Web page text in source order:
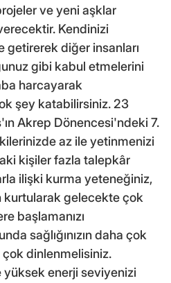
ve yeni aşklar
Kendinizi
getirerek diğer insanları
gibi kabul etmelerini
harcayarak
şey katabilirsiniz. 23
Akrep Dönencesi'ndeki 7.
az ile yetinmenizi
kişiler fazla talepkâr
ilişki kurma yeteneğiniz,
kurtularak gelecekte çok
başlamanızı
sağlığınızın daha çok
çok dinlenmelisiniz.
yüksek enerji seviyenizi